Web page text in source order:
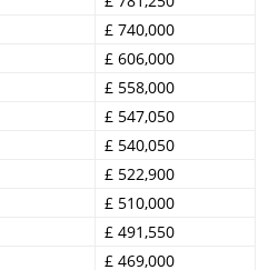
£ 740,000
£ 606,000
£ 558,000
£ 547,050
£ 540,050
£ 522,900
£ 510,000
£ 491,550
£ 469,000